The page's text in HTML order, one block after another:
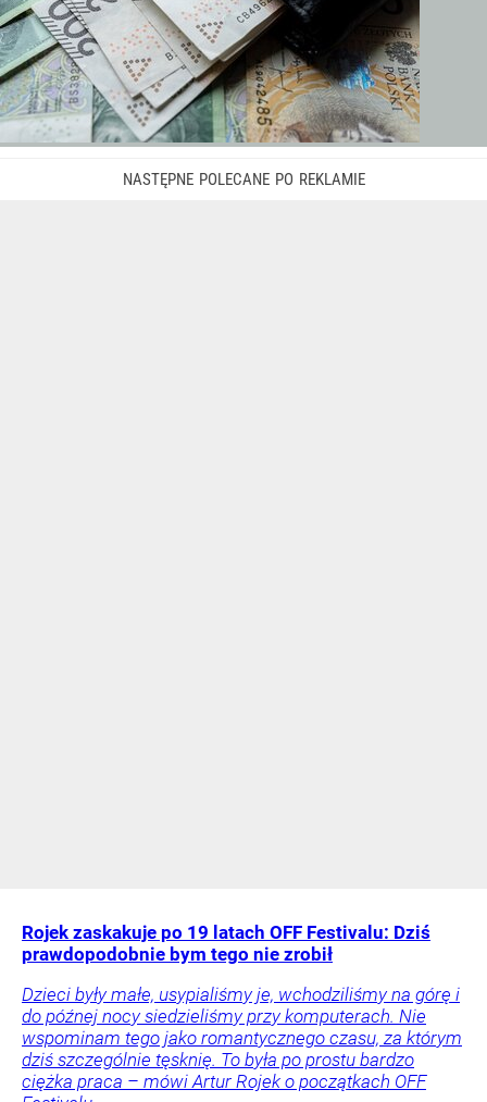
Rojek zaskakuje po 19 latach OFF Festivalu: Dziś
prawdopodobnie bym tego nie zrobił
Dzieci były małe, usypialiśmy je, wchodziliśmy na górę i
do późnej nocy siedzieliśmy przy komputerach. Nie
wspominam tego jako romantycznego czasu, za którym
dziś szczególnie tęsknię. To była po prostu bardzo
ciężka praca – mówi Artur Rojek o początkach OFF